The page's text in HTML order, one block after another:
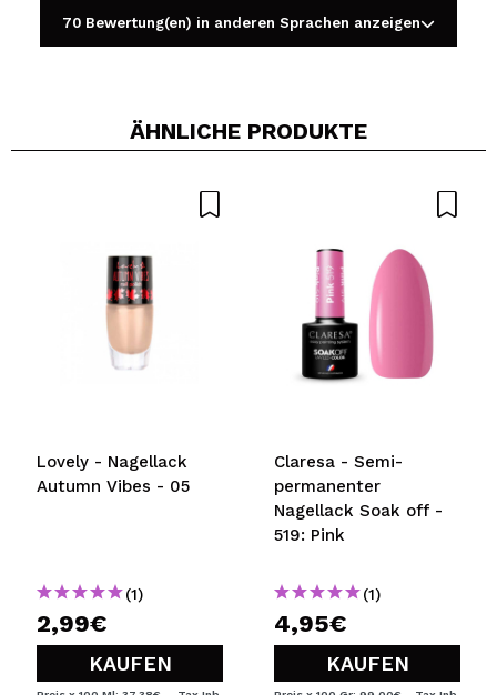
Ein Video oder Foto teilen
70 Bewertung(en) in anderen Sprachen anzeigen
ÄHNLICHE PRODUKTE
Lovely - Nagellack
Autumn Vibes - 05
(1)
2,99€
KAUFEN
Claresa - Semi-
permanenter
Nagellack Soak off -
519: Pink
(1)
4,95€
KAUFEN